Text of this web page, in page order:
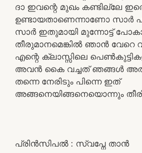
ദാ ഇവന്റെ മുഖം കണ്ടില്ലേ
ഉണ്ടായതാണെന്നാണോ സാർ
സാർ ഇതുമായി മുന്നോട്ട്
തീരുമാനമെങ്കിൽ ഞാൻ വേറെ
എന്റെ ക്ലാസ്സിലെ
അവൻ കൈ വച്ചത് ഞങ്ങൾ അത്
തന്നെ നേരിടും പിന്നെ ഇത്
അങ്ങനെയിങ്ങനെയൊന്നും
പ്രിൻസിപൽ : സ്വപ്നേ താൻ